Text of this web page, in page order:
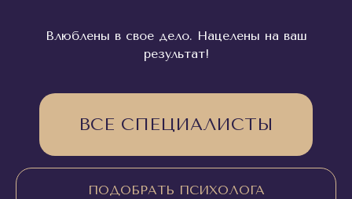
Влюблены в свое дело. Нацелены на ваш
результат!
ВСЕ СПЕЦИАЛИСТЫ
ПОДОБРАТЬ ПСИХОЛОГА